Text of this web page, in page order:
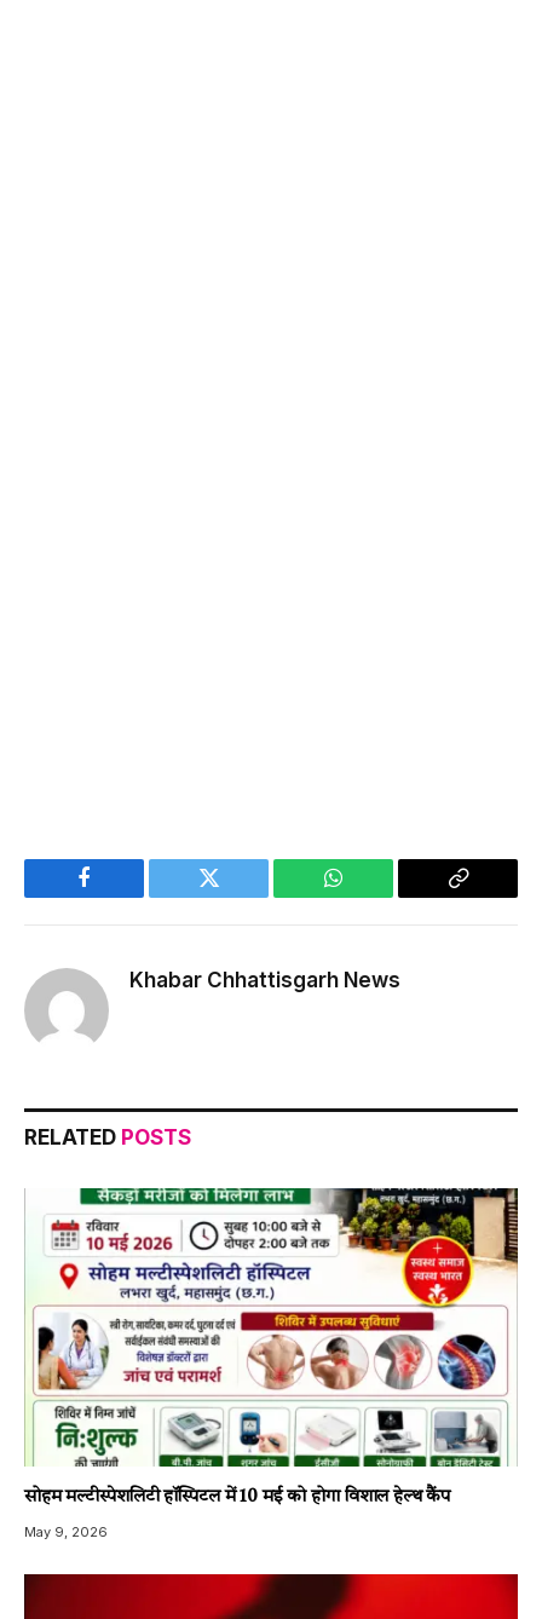
Facebook Twitter WhatsApp
Copy
Khabar Chhattisgarh News
RELATED POSTS
सोहम मल्टीस्पेशलिटी हॉस्पिटल में 10 मई को होगा विशाल हेल्थ कैंप
May 9, 2026